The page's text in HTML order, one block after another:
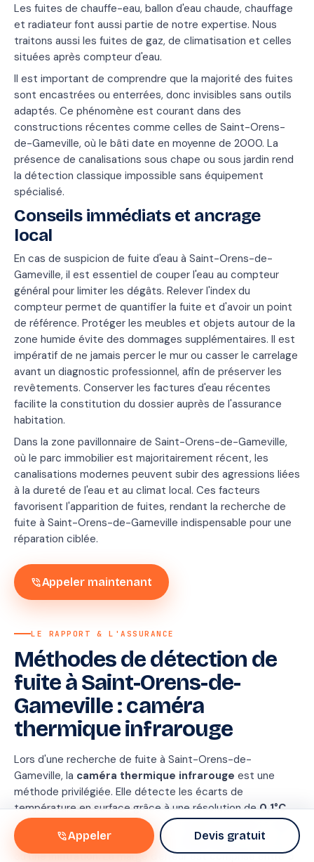
Les fuites de chauffe-eau, ballon d'eau chaude, chauffage
et radiateur font aussi partie de notre expertise. Nous
traitons aussi les fuites de gaz, de climatisation et celles
situées après compteur d'eau.
Il est important de comprendre que la majorité des fuites
sont encastrées ou enterrées, donc invisibles sans outils
adaptés. Ce phénomène est courant dans des
constructions récentes comme celles de Saint-Orens-
de-Gameville, où le bâti date en moyenne de 2000. La
présence de canalisations sous chape ou sous jardin rend
la détection classique impossible sans équipement
spécialisé.
Conseils immédiats et ancrage
local
En cas de suspicion de fuite d'eau à Saint-Orens-de-
Gameville, il est essentiel de couper l'eau au compteur
général pour limiter les dégâts. Relever l'index du
compteur permet de quantifier la fuite et d'avoir un point
de référence. Protéger les meubles et objets autour de la
zone humide évite des dommages supplémentaires. Il est
impératif de ne jamais percer le mur ou casser le carrelage
avant un diagnostic professionnel, afin de préserver les
revêtements. Conserver les factures d'eau récentes
facilite la constitution du dossier auprès de l'assurance
habitation.
Dans la zone pavillonnaire de Saint-Orens-de-Gameville,
où le parc immobilier est majoritairement récent, les
canalisations modernes peuvent subir des agressions liées
à la dureté de l'eau et au climat local. Ces facteurs
favorisent l'apparition de fuites, rendant la recherche de
fuite à Saint-Orens-de-Gameville indispensable pour une
réparation ciblée.
phone_in_talkAppeler maintenant
Rapport
Conforme
LE RAPPORT & L'ASSURANCE
Méthodes de détection de
fuite à Saint-Orens-de-
Gameville : caméra
thermique infrarouge
Lors d'une recherche de fuite à Saint-Orens-de-
Gameville, la caméra thermique infrarouge est une
méthode privilégiée. Elle détecte les écarts de
température en surface grâce à une résolution de0,1°C.
Cet équipement haute résolution révèle la présence d'eau
chaude sous chape, un point de condensation sur un mur
ou une infiltration. La marge d'erreur est comprise entre5
phone_in_talkAppeler Devis gratuit